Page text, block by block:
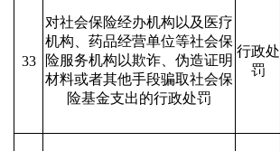
33
对社会保险经办机构以及医疗
机构、药品经营单位等社会保
险服务机构以欺诈、伪造证明
材料或者其他手段骗取社会保
险基金支出的行政处罚
行政处
罚